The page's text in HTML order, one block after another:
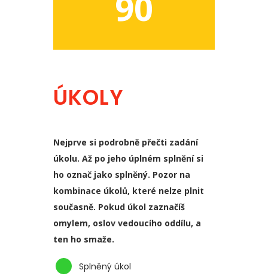
ÚKOLY
Nejprve si podrobně přečti zadání
úkolu. Až po jeho úplném splnění si
ho označ jako splněný. Pozor na
kombinace úkolů, které nelze plnit
současně. Pokud úkol zaznačíš
omylem, oslov vedoucího oddílu, a
ten ho smaže.
Splněný úkol